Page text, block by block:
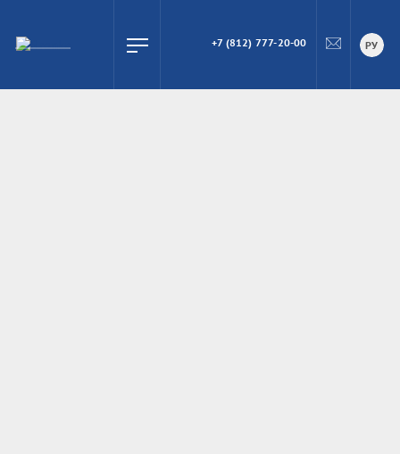
ПОИСК
+7 (812) 777-20-00 РУ